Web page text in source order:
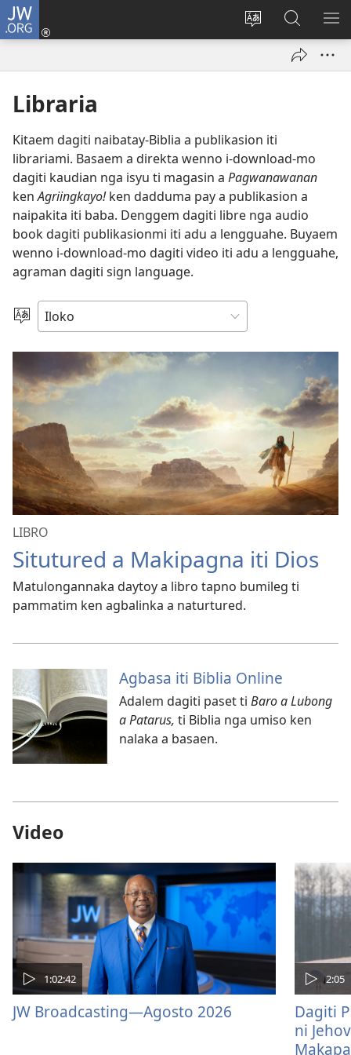
JW.ORG
Baliwan
lengguahe
Ag-
log
(manglukat
window)
Agbirok
iti
JW.ORG
Libraria
Kitaem dagiti naibatay-Biblia a publikasion iti
librariami. Basaem a direkta wenno i-download-mo
dagiti kaudian nga isyu ti magasin a Pagwanawanan
kenAgriingkayo!ken dadduma pay a publikasion a
naipakita iti baba. Denggem dagiti libre nga audio
book dagiti publikasionmi iti adu a lengguahe. Buyaem
wenno i-download-mo dagiti video iti adu a lengguahe,
agraman dagiti sign language.
Agpili
iti
Lengguahe
LIBRO
Situtured a Makipagna iti Dios
Matulongannaka daytoy a libro tapno bumileg ti
pammatim ken agbalinka a naturtured.
Agbasa iti Biblia Online
Adalem dagiti paset ti Baro a Lubong
a Patarus, ti Biblia nga umiso ken
nalaka a basaen.
Video
1:02:42
JW Broadcasting—Agosto 2026
2:05
Dagiti
ni